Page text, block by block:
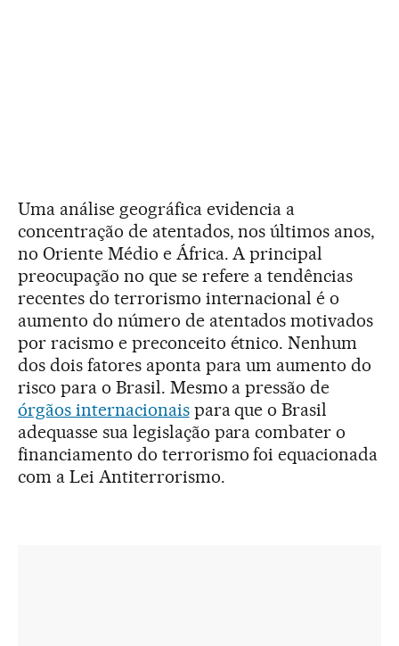
Uma análise geográfica evidencia a
concentração de atentados, nos últimos anos,
no Oriente Médio e África. A principal
preocupação no que se refere a tendências
recentes do terrorismo internacional é o
aumento do número de atentados motivados
por racismo e preconceito étnico. Nenhum
dos dois fatores aponta para um aumento do
risco para o Brasil. Mesmo a pressão de
órgãos internacionaispara que o Brasil
adequasse sua legislação para combater o
financiamento do terrorismo foi equacionada
com a Lei Antiterrorismo.